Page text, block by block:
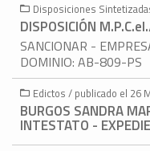
Disposiciones
DISPOSICIÓN
SANCIONAR -
DOMINIO: AB-809-PS
Edictos / publicado el 26
BURGOS SANDRA
INTESTATO -